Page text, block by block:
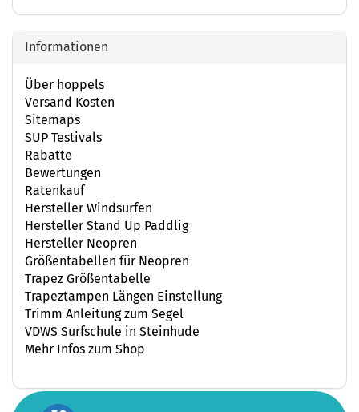
Informationen
Über hoppels
Versand Kosten
Sitemaps
SUP Testivals
Rabatte
Bewertungen
Ratenkauf
Hersteller Windsurfen
Hersteller Stand Up Paddlig
Hersteller Neopren
Größentabellen für Neopren
Trapez Größentabelle
Trapeztampen Längen Einstellung
Trimm Anleitung zum Segel
VDWS Surfschule in Steinhude
Mehr Infos zum Shop